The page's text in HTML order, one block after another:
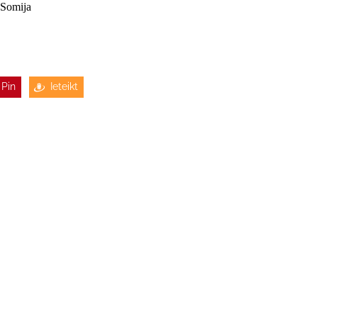
Somija
Pin Ieteikt